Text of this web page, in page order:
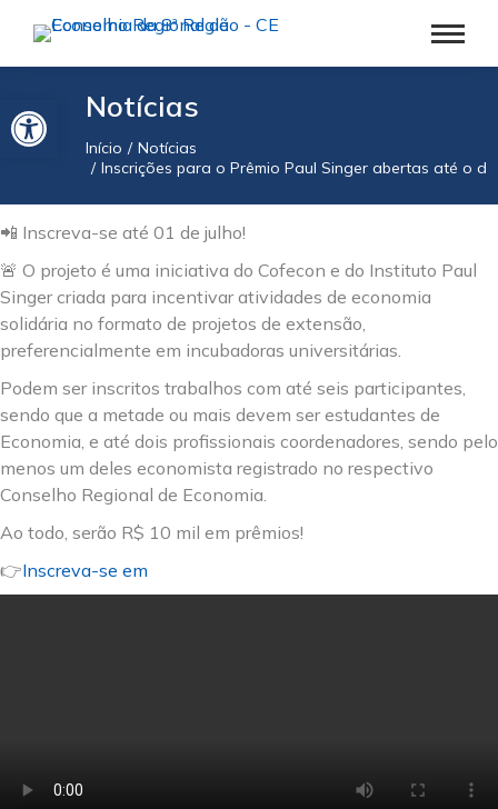
Barra de Ferramentas AbertaNotícias
Você está aqui:
Início
Notícias
Inscrições para o Prêmio Paul Singer abertas até o dia
📲 Inscreva-se até 01 de julho!
🚨 O projeto é uma iniciativa do Cofecon e do Instituto Paul
Singer criada para incentivar atividades de economia
solidária no formato de projetos de extensão,
preferencialmente em incubadoras universitárias.
Podem ser inscritos trabalhos com até seis participantes,
sendo que a metade ou mais devem ser estudantes de
Economia, e até dois profissionais coordenadores, sendo pelo
menos um deles economista registrado no respectivo
Conselho Regional de Economia.
Ao todo, serão R$ 10 mil em prêmios!
👉Inscreva-se em